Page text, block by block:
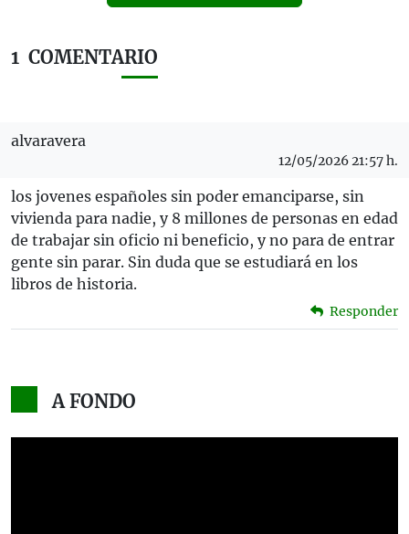
1 COMENTARIO
alvaravera
12/05/2026 21:57 h.
los jovenes españoles sin poder emanciparse, sin
vivienda para nadie, y 8 millones de personas en edad
de trabajar sin oficio ni beneficio, y no para de entrar
gente sin parar. Sin duda que se estudiará en los
libros de historia.
Responder
A FONDO